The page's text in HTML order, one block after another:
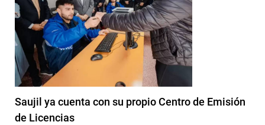
Saujil ya cuenta con su propio Centro de Emisión
de Licencias